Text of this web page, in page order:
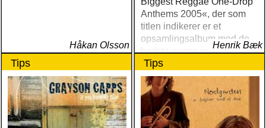
Håkan Olsson
Anthems 2005«, der som
titlen indikerer er et
opsamlingsalbum med de
bedste numre indenfor den
populære reggaestil kaldet
one-drop
Henrik Bæk
Tips Tips